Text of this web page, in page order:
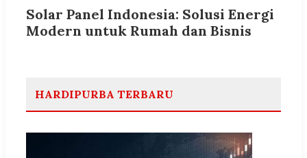
Solar Panel Indonesia: Solusi Energi
Modern untuk Rumah dan Bisnis
HARDIPURBA TERBARU